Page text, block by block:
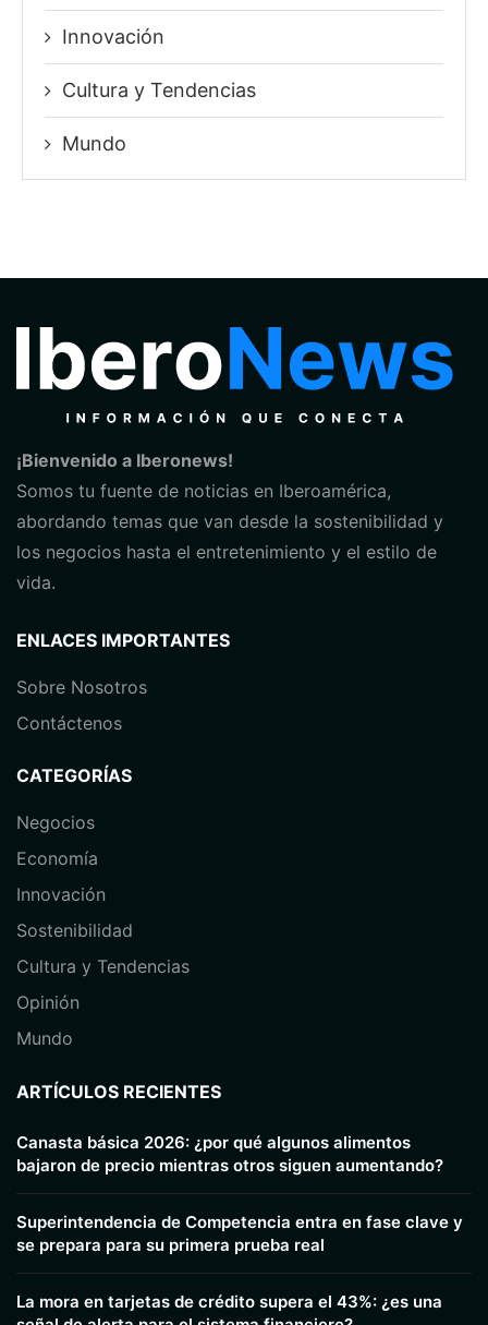
Innovación
⁠Cultura y Tendencias
Mundo
¡Bienvenido a Iberonews!
Somos tu fuente de noticias en Iberoamérica,
abordando temas que van desde la sostenibilidad y
los negocios hasta el entretenimiento y el estilo de
vida.
ENLACES IMPORTANTES
Sobre Nosotros
Contáctenos
CATEGORÍAS
Negocios
Economía
⁠Innovación
Sostenibilidad
Cultura y Tendencias
Opinión
⁠Mundo
ARTÍCULOS RECIENTES
Canasta básica 2026: ¿por qué algunos alimentos
bajaron de precio mientras otros siguen aumentando?
Superintendencia de Competencia entra en fase clave y
se prepara para su primera prueba real
La mora en tarjetas de crédito supera el 43%: ¿es una